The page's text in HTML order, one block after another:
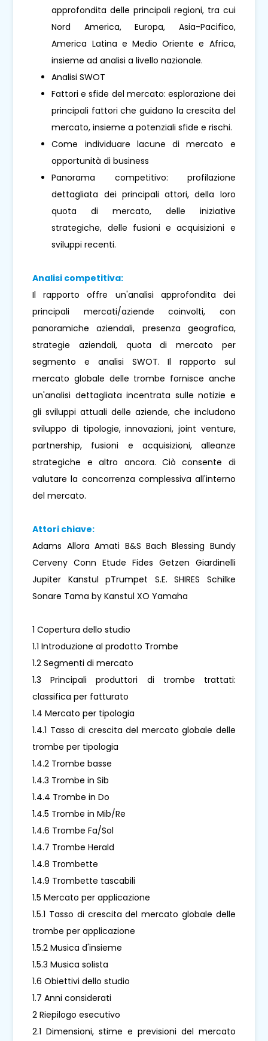
approfondita delle principali regioni, tra cui
Nord America, Europa, Asia-Pacifico,
America Latina e Medio Oriente e Africa,
insieme ad analisi a livello nazionale.
Analisi SWOT
Fattori e sfide del mercato: esplorazione dei
principali fattori che guidano la crescita del
mercato, insieme a potenziali sfide e rischi.
Come individuare lacune di mercato e
opportunità di business
Panorama competitivo: profilazione
dettagliata dei principali attori, della loro
quota di mercato, delle iniziative
strategiche, delle fusioni e acquisizioni e
sviluppi recenti.
Analisi competitiva:
Il rapporto offre un'analisi approfondita dei
principali mercati/aziende coinvolti, con
panoramiche aziendali, presenza geografica,
strategie aziendali, quota di mercato per
segmento e analisi SWOT. Il rapporto sul
mercato globale delle trombe fornisce anche
un'analisi dettagliata incentrata sulle notizie e
gli sviluppi attuali delle aziende, che includono
sviluppo di tipologie, innovazioni, joint venture,
partnership, fusioni e acquisizioni, alleanze
strategiche e altro ancora. Ciò consente di
valutare la concorrenza complessiva all'interno
del mercato.
Attori chiave:
Adams Allora Amati B&S Bach Blessing Bundy
Cerveny Conn Etude Fides Getzen Giardinelli
Jupiter Kanstul pTrumpet S.E. SHIRES Schilke
Sonare Tama by Kanstul XO Yamaha
1 Copertura dello studio
1.1 Introduzione al prodotto Trombe
1.2 Segmenti di mercato
1.3 Principali produttori di trombe trattati:
classifica per fatturato
1.4 Mercato per tipologia
1.4.1 Tasso di crescita del mercato globale delle
trombe per tipologia
1.4.2 Trombe basse
1.4.3 Trombe in Sib
1.4.4 Trombe in Do
1.4.5 Trombe in Mib/Re
1.4.6 Trombe Fa/Sol
1.4.7 Trombe Herald
1.4.8 Trombette
1.4.9 Trombette tascabili
1.5 Mercato per applicazione
1.5.1 Tasso di crescita del mercato globale delle
trombe per applicazione
1.5.2 Musica d'insieme
1.5.3 Musica solista
1.6 Obiettivi dello studio
1.7 Anni considerati
2 Riepilogo esecutivo
2.1 Dimensioni, stime e previsioni del mercato